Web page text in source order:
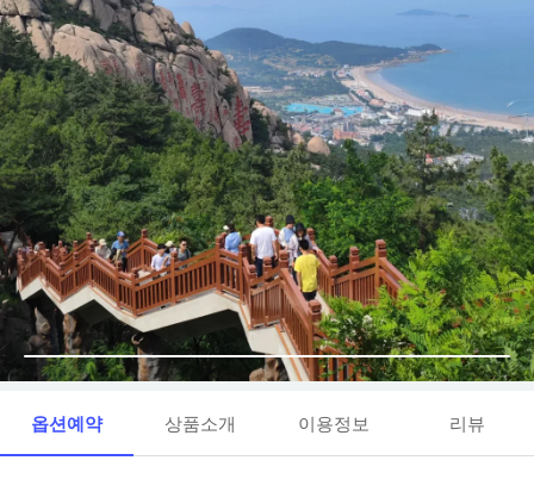
옵션예약 상품소개 이용정보 리뷰